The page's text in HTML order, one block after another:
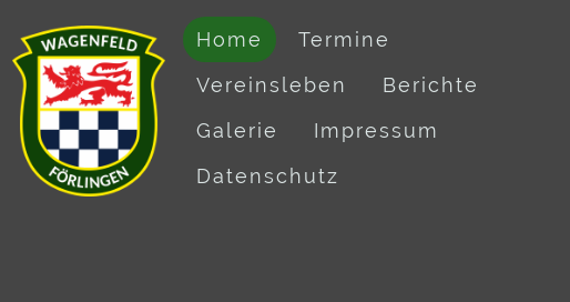
Home
Termine
Vereinsleben
Berichte
Galerie
Impressum
Datenschutz